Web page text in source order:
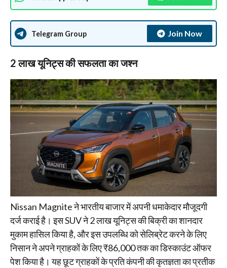
Telegram Group Join Now
2 लाख यूनिट्स की सफलता का जश्न
Nissan Magnite ने भारतीय बाजार में अपनी धमाकेदार मौजूदगी
दर्ज कराई है। इस SUV ने 2 लाख यूनिट्स की बिक्री का शानदार
मुकाम हासिल किया है, और इस उपलब्धि को सेलिब्रेट करने के लिए
निसान ने अपने ग्राहकों के लिए ₹86,000 तक का डिस्काउंट ऑफर
पेश किया है। यह छूट ग्राहकों के प्रति कंपनी की कृतज्ञता का प्रतीक